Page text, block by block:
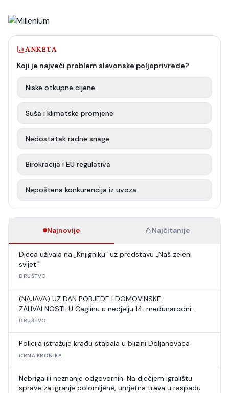
ANKETA
Koji je najveći problem slavonske poljoprivrede?
Niske otkupne cijene
Suša i klimatske promjene
Nedostatak radne snage
Birokracija i EU regulativa
Nepoštena konkurencija iz uvoza
Najnovije Najčitanije
Djeca uživala na „Knjigniku“ uz predstavu „Naš zeleni
svijet“
DRUŠTVO
(NAJAVA) UZ DAN POBJEDE I DOMOVINSKE
ZAHVALNOSTI: U Čaglinu u nedjelju 14. međunarodni
šahovski turnir
DRUŠTVO
Policija istražuje krađu stabala u blizini Doljanovaca
CRNA KRONIKA
Nebriga ili neznanje odgovornih: Na dječjem igralištu
sprave za igranje polomljene, umjetna trava u raspadu